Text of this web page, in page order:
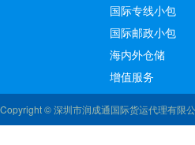
国际专线小包
国际邮政小包
海内外仓储
增值服务
Copyright © 深圳市润成通国际货运代理有限